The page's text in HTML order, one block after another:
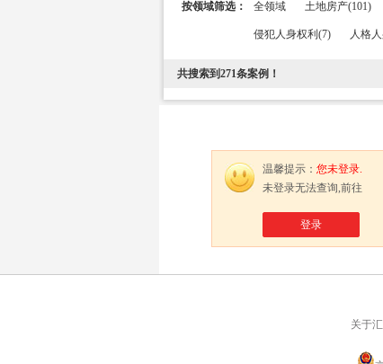
按领域筛选： 全领域 土地房产(101)
侵犯人身权利(7) 人格
共搜索到271条案例！
温馨提示： 您未登录.
未登录无法查询,前往
登录
关于